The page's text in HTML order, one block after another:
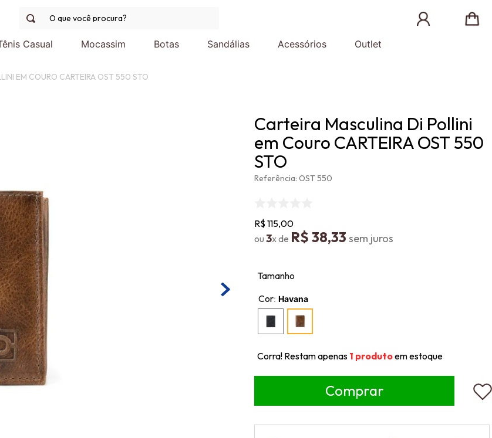
O que você procura?
Casual Mocassim Botas Sandálias Acessórios Outlet
EM COURO CARTEIRA OST 550 STO
Carteira Masculina Di Pollini
em Couro CARTEIRA OST 550
STO
Referência:OST 550
R$ 115,00
3 R$ 38,33
Tamanho
Cor: Havana
Corra! Restam apenas 1 produtoem estoque